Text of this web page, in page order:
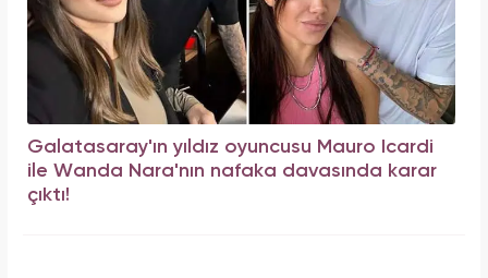
Galatasaray'ın yıldız oyuncusu Mauro Icardi
ile Wanda Nara'nın nafaka davasında karar
çıktı!